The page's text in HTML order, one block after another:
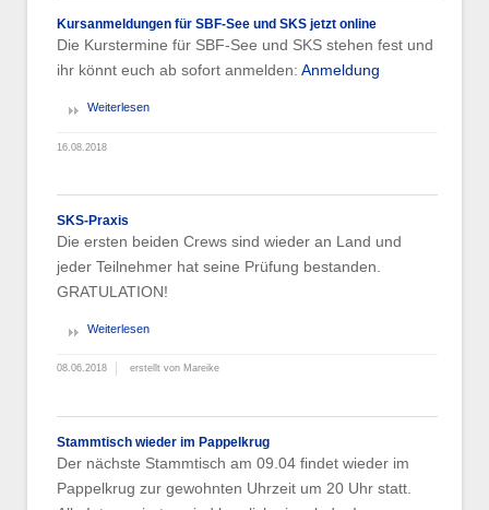
Kursanmeldungen für SBF-See und SKS jetzt online
Die Kurstermine für SBF-See und SKS stehen fest und
ihr könnt euch ab sofort anmelden:Anmeldung
Weiterlesen
16.08.2018
SKS-Praxis
Die ersten beiden Crews sind wieder an Land und
jeder Teilnehmer hat seine Prüfung bestanden.
GRATULATION!
Weiterlesen
08.06.2018 erstellt von Mareike
Stammtisch wieder im Pappelkrug
Der nächste Stammtisch am 09.04 findet wieder im
Pappelkrug zur gewohnten Uhrzeit um 20 Uhr statt.